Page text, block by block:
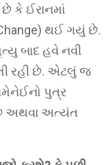
છે કે ઈરાનમાં
Change) થઈ ગયું છે.
બાદ હવે નવી
રહી છે. એટલું જ
પુત્ર
અથવા અત્યંત